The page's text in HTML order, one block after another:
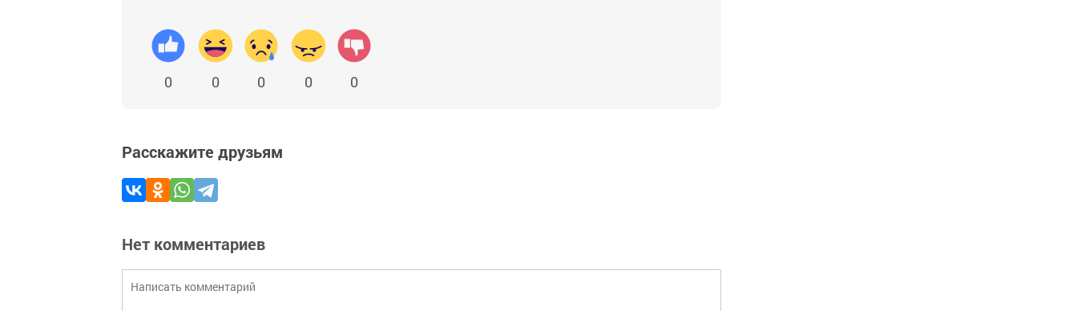
0 0 0 0 0
Расскажите друзьям
Нет комментариев